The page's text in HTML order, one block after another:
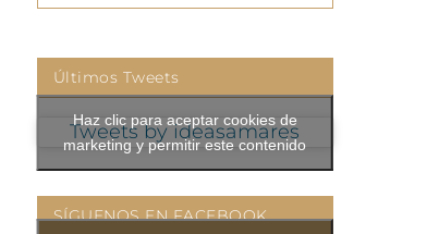
Últimos Tweets
Tweets by ideasamares
Haz clic para aceptar cookies de
marketing y permitir este contenido
SÍGUENOS EN FACEBOOK